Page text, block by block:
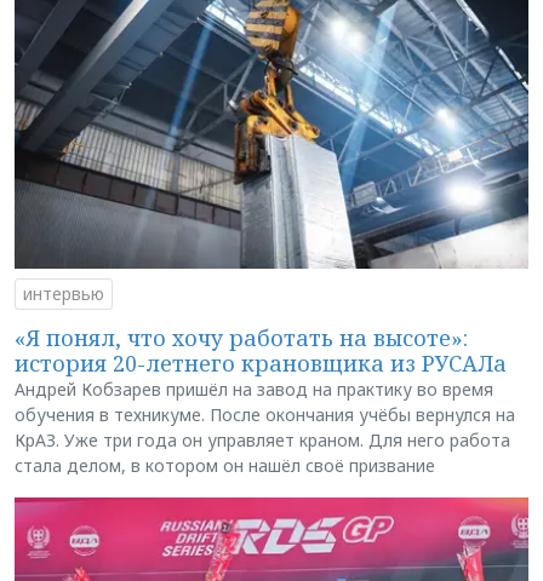
интервью
«Я понял, что хочу работать на высоте»:
история 20-летнего крановщика из РУСАЛа
Андрей Кобзарев пришёл на завод на практику во время
обучения в техникуме. После окончания учёбы вернулся на
КрАЗ. Уже три года он управляет краном. Для него работа
стала делом, в котором он нашёл своё призвание